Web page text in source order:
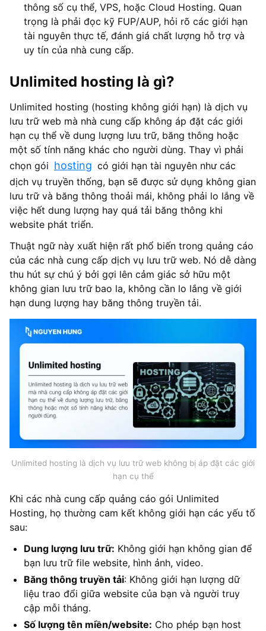
thông số cụ thể, VPS, hoặc Cloud Hosting. Quan
trọng là phải đọc kỹ FUP/AUP, hỏi rõ các giới hạn
tài nguyên thực tế, đánh giá chất lượng hỗ trợ và
uy tín của nhà cung cấp.
Unlimited hosting là gì?
Unlimited hosting (hosting không giới hạn) là dịch vụ
lưu trữ web mà nhà cung cấp không áp đặt các giới
hạn cụ thể về dung lượng lưu trữ, băng thông hoặc
một số tính năng khác cho người dùng. Thay vì phải
chọn gói hosting có giới hạn tài nguyên như các
dịch vụ truyền thống, bạn sẽ được sử dụng không gian
lưu trữ và băng thông thoải mái, không phải lo lắng về
việc hết dung lượng hay quá tải băng thông khi
website phát triển.
Thuật ngữ này xuất hiện rất phổ biến trong quảng cáo
của các nhà cung cấp dịch vụ lưu trữ web. Nó dễ dàng
thu hút sự chú ý bởi gợi lên cảm giác sở hữu một
không gian lưu trữ bao la, không cần lo lắng về giới
hạn dung lượng hay băng thông truyền tải.
Unlimited hosting là dịch vụ lưu trữ web không bị áp đặt các giới
hạn cụ thể
Khi các nhà cung cấp quảng cáo gói Unlimited
Hosting, họ thường cam kết không giới hạn các yếu tố
sau:
Dung lượng lưu trữ: Không giới hạn không gian để
bạn lưu trữ file website, hình ảnh, video.
Băng thông truyền tải: Không giới hạn lượng dữ
liệu trao đổi giữa website của bạn và người truy
cập mỗi tháng.
Số lượng tên miền/website: Cho phép bạn host